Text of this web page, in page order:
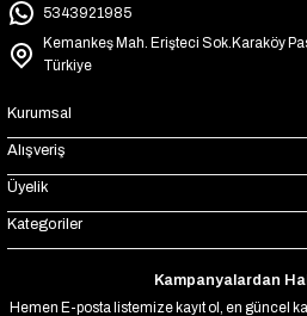
5343921985
Kemankeş Mah. Erişteci Sok.Karaköy
Türkiye
Kurumsal
Alışveriş
Üyelik
Kategoriler
Kampanyalardan
Hemen E-posta listemize kayıt ol, en güncel